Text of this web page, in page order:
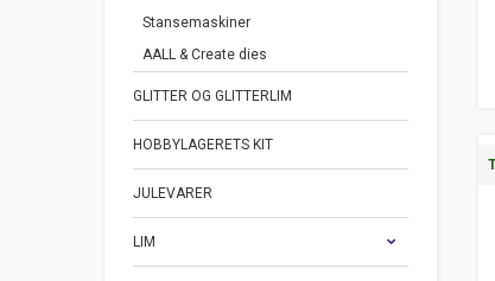
Stansemaskiner
AALL & Create dies
GLITTER OG GLITTERLIM
HOBBYLAGERETS KIT
JULEVARER
LIM